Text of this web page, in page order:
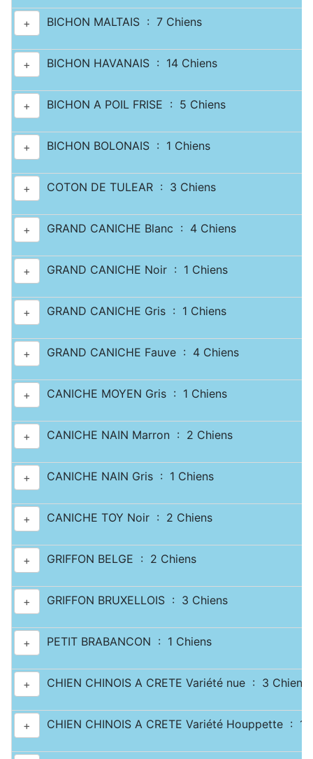
+ BICHON MALTAIS : 7 Chiens
+ BICHON HAVANAIS : 14 Chiens
+ BICHON A POIL FRISE : 5 Chiens
+ BICHON BOLONAIS : 1 Chiens
+ COTON DE TULEAR : 3 Chiens
+ GRAND CANICHE Blanc : 4 Chiens
+ GRAND CANICHE Noir : 1 Chiens
+ GRAND CANICHE Gris : 1 Chiens
+ GRAND CANICHE Fauve : 4 Chiens
+ CANICHE MOYEN Gris : 1 Chiens
+ CANICHE NAIN Marron : 2 Chiens
+ CANICHE NAIN Gris : 1 Chiens
+ CANICHE TOY Noir : 2 Chiens
+ GRIFFON BELGE : 2 Chiens
+ GRIFFON BRUXELLOIS : 3 Chiens
+ PETIT BRABANCON : 1 Chiens
+ CHIEN CHINOIS A CRETE Variété nue : 3 Chiens
+ CHIEN CHINOIS A CRETE Variété Houppette : 1